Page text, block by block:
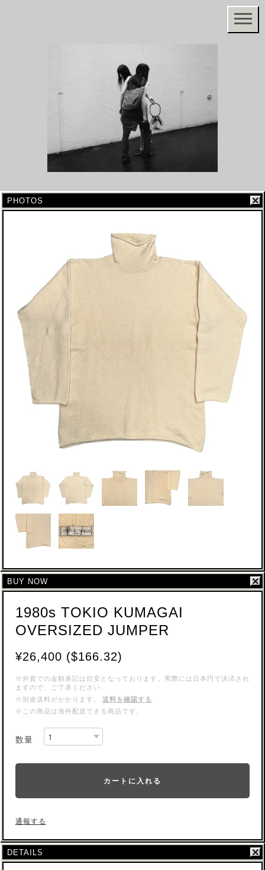
PHOTOS
BUY NOW
1980s TOKIO KUMAGAI
OVERSIZED JUMPER
¥26,400 ($166.32)
※外貨での金額表記は目安となっております。実際には日本円で決済され
ますので、ご了承ください。
※別途送料がかかります。
送料を確認する
※この商品は海外配送できる商品です。
数量
カートに入れる
通報する
DETAILS